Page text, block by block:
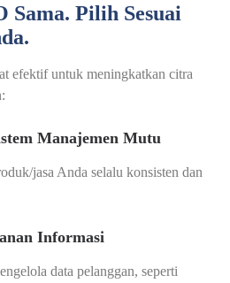
Sama. Pilih Sesuai
efektif untuk meningkatkan citra
Manajemen Mutu
jasa Anda selalu konsisten dan
Informasi
data pelanggan, seperti